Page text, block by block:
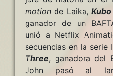
motion de Laika,
ganador de un
unió a Netflix
secuencias en la serie
Three, ganadora del
John pasó al